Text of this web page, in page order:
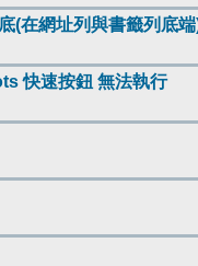
(在網址列與書籤列底
快速按鈕 無法執行